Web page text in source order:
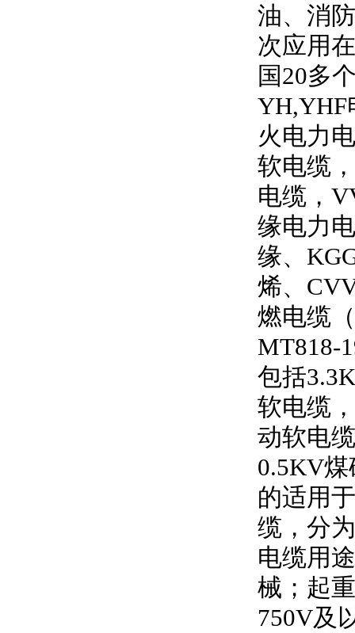
油、消
次应用
国20多
YH,YHF
火电力
软电缆，
电缆，
缘电力
缘、
烯、
燃电缆
MT818-
包括
软电缆，
动软电
0.5KV煤
的适用
缆，分
电缆用
械；起
750V及